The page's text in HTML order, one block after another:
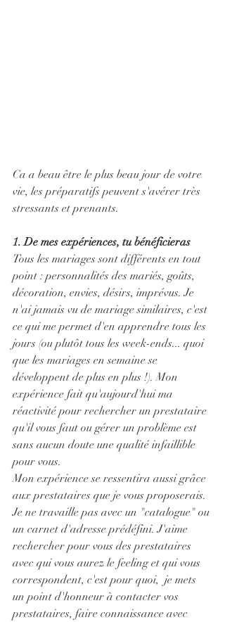
Ca a beau être le plus beau jour de votre
vie, les préparatifs peuvent s'avérer très
stressants et prenants.
1. De mes expériences, tu bénéficieras
Tous les mariages sont différents en tout
point : personnalités des mariés, goûts,
décoration, envies, désirs, imprévus. Je
n'ai jamais vu de mariage similaires, c'est
ce qui me permet d'en apprendre tous les
jours (ou plutôt tous les week-ends... quoi
que les mariages en semaine se
développent de plus en plus !). Mon
expérience fait qu'aujourd'hui ma
réactivité pour rechercher un prestataire
qu'il vous faut ou gérer un problème est
sans aucun doute une qualité infaillible
pour vous.
Mon expérience se ressentira aussi grâce
aux prestataires que je vous proposerais.
Je ne travaille pas avec un "catalogue" ou
un carnet d'adresse prédéfini. J'aime
rechercher pour vous des prestataires
avec qui vous aurez le feeling et qui vous
correspondent, c'est pour quoi,  je mets
un point d'honneur à contacter vos
prestataires, faire connaissance avec